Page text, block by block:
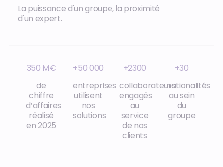
La puissance d'un groupe, la proximité
d'un expert.
350 M€
de
chiffre
d’affaires
réalisé
en 2025
+50 000
entreprises
utilisent
nos
solutions
+2300
collaborateurs
engagés
au
service
de nos
clients
+30
nationalités
au sein
du
groupe